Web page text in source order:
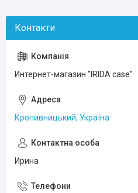
Интернет-магазин "IRIDA case"
Кропивницький, Україна
Ирина